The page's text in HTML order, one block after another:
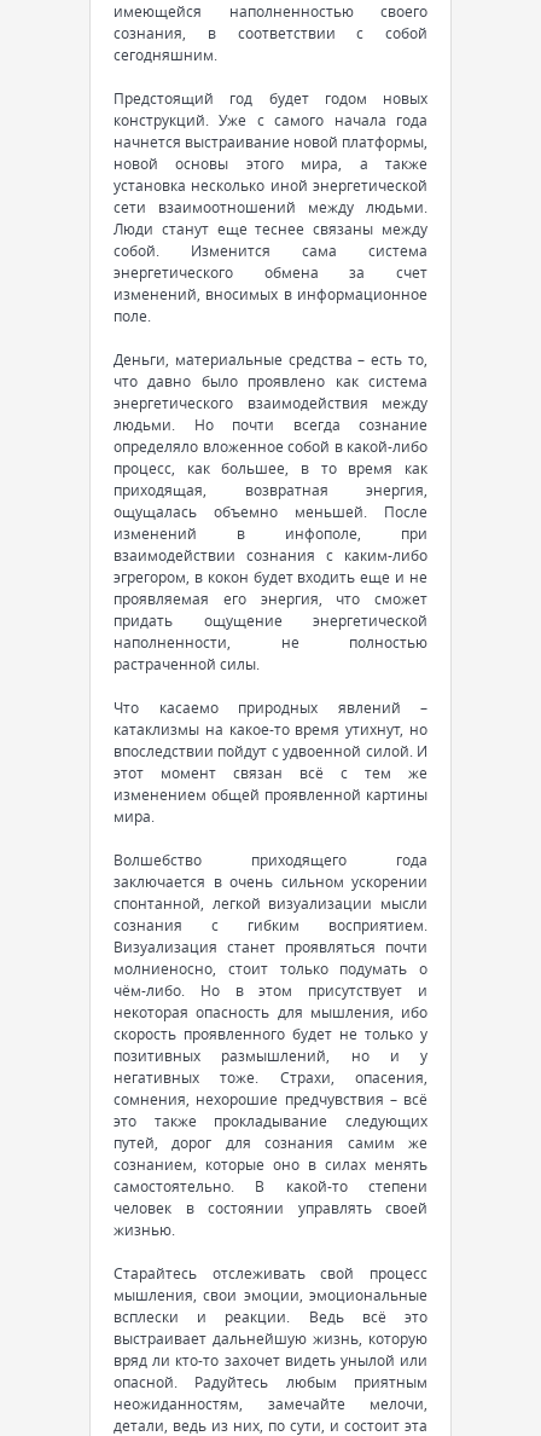
имеющейся наполненностью своего
сознания, в соответствии с собой
сегодняшним.
Предстоящий год будет годом новых
конструкций. Уже с самого начала года
начнется выстраивание новой платформы,
новой основы этого мира, а также
установка несколько иной энергетической
сети взаимоотношений между людьми.
Люди станут еще теснее связаны между
собой. Изменится сама система
энергетического обмена за счет
изменений, вносимых в информационное
поле.
Деньги, материальные средства – есть то,
что давно было проявлено как система
энергетического взаимодействия между
людьми. Но почти всегда сознание
определяло вложенное собой в какой-либо
процесс, как большее, в то время как
приходящая, возвратная энергия,
ощущалась объемно меньшей. После
изменений в инфополе, при
взаимодействии сознания с каким-либо
эгрегором, в кокон будет входить еще и не
проявляемая его энергия, что сможет
придать ощущение энергетической
наполненности, не полностью
растраченной силы.
Что касаемо природных явлений –
катаклизмы на какое-то время утихнут, но
впоследствии пойдут с удвоенной силой. И
этот момент связан всё с тем же
изменением общей проявленной картины
мира.
Волшебство приходящего года
заключается в очень сильном ускорении
спонтанной, легкой визуализации мысли
сознания с гибким восприятием.
Визуализация станет проявляться почти
молниеносно, стоит только подумать о
чём-либо. Но в этом присутствует и
некоторая опасность для мышления, ибо
скорость проявленного будет не только у
позитивных размышлений, но и у
негативных тоже. Страхи, опасения,
сомнения, нехорошие предчувствия – всё
это также прокладывание следующих
путей, дорог для сознания самим же
сознанием, которые оно в силах менять
самостоятельно. В какой-то степени
человек в состоянии управлять своей
жизнью.
Старайтесь отслеживать свой процесс
мышления, свои эмоции, эмоциональные
всплески и реакции. Ведь всё это
выстраивает дальнейшую жизнь, которую
вряд ли кто-то захочет видеть унылой или
опасной. Радуйтесь любым приятным
неожиданностям, замечайте мелочи,
детали, ведь из них, по сути, и состоит эта